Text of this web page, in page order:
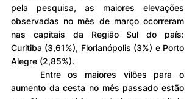
pela pesquisa, as maiores elevações
observadas no mês de março ocorreram
nas capitais da Região Sul do país:
Curitiba (3,61%), Florianópolis (3%) e Porto
Alegre (2,85%).
aumento da cesta no mês passado estão